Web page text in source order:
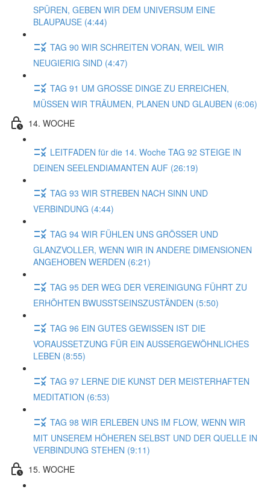
SPÜREN, GEBEN WIR DEM UNIVERSUM EINE
BLAUPAUSE (4:44)
TAG 90 WIR SCHREITEN VORAN, WEIL WIR
NEUGIERIG SIND (4:47)
TAG 91 UM GROSSE DINGE ZU ERREICHEN,
MÜSSEN WIR TRÄUMEN, PLANEN UND GLAUBEN (6:06)
14. WOCHE
LEITFADEN für die 14. Woche TAG 92 STEIGE IN
DEINEN SEELENDIAMANTEN AUF (26:19)
TAG 93 WIR STREBEN NACH SINN UND
VERBINDUNG (4:44)
TAG 94 WIR FÜHLEN UNS GRÖSSER UND
GLANZVOLLER, WENN WIR IN ANDERE DIMENSIONEN
ANGEHOBEN WERDEN (6:21)
TAG 95 DER WEG DER VEREINIGUNG FÜHRT ZU
ERHÖHTEN BWUSSTSEINSZUSTÄNDEN (5:50)
TAG 96 EIN GUTES GEWISSEN IST DIE
VORAUSSETZUNG FÜR EIN AUSSERGEWÖHNLICHES
LEBEN (8:55)
TAG 97 LERNE DIE KUNST DER MEISTERHAFTEN
MEDITATION (6:53)
TAG 98 WIR ERLEBEN UNS IM FLOW, WENN WIR
MIT UNSEREM HÖHEREN SELBST UND DER QUELLE IN
VERBINDUNG STEHEN (9:11)
15. WOCHE